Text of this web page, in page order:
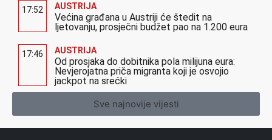
17:52 AUSTRIJA
Većina građana u Austriji će štedit na
ljetovanju, prosječni budžet pao na 1.200 eura
17:46 AUSTRIJA
Od prosjaka do dobitnika pola milijuna eura:
Nevjerojatna priča migranta koji je osvojio
jackpot na srećki
Sve najnovije vijesti